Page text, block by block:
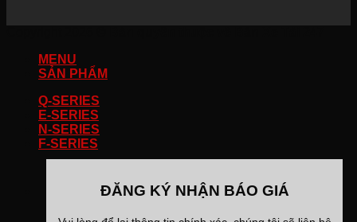
MENU
SẢN PHẨM
Q-SERIES
E-SERIES
N-SERIES
F-SERIES
ĐĂNG KÝ NHẬN BÁO GIÁ